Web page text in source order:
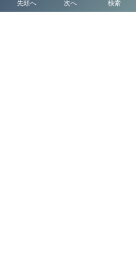
検索
先頭へ 次へ